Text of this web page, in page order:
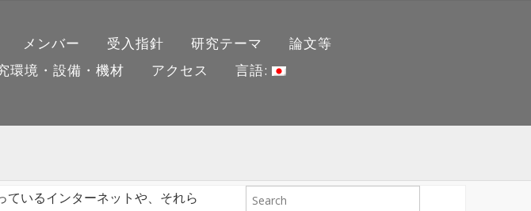
メンバー 受入指針 研究テーマ
論文等
環境・設備・機材 アクセス 言語:
いるインターネットや、それら